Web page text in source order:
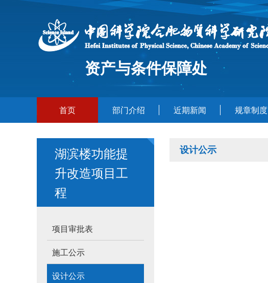
资产与条件保障处
首页 部门介绍 近期新闻 规章制度
湖滨楼功能提
升改造项目工
程
项目审批表
施工公示
设计公示
设计公示